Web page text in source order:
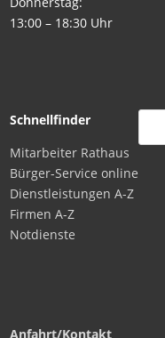
13:00 – 18:30 Uhr
Schnellfinder
Mitarbeiter Rathaus
Bürger-Service online
Dienstleistungen A-Z
Firmen A-Z
Notdienste
Anfahrt/Kontakt